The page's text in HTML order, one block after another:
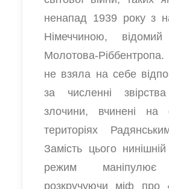
ненапад 1939 року з
Німеччиною,
Молотова-
не взяла на себе
за численні
злочини, вчинені на
територіях
Замість цього нинішній
режим маніпулює
розкручуючи міф про